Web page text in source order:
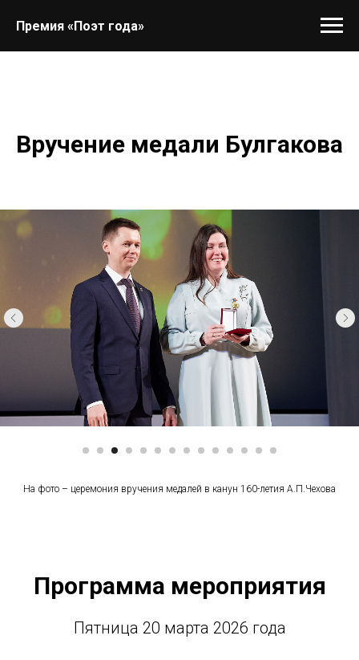
Премия «Поэт года»
Вручение медали Булгакова
На фото – церемония вручения медалей в канун 160-летия А.П.Чехова
Программа мероприятия
Пятница 20 марта 2026 года